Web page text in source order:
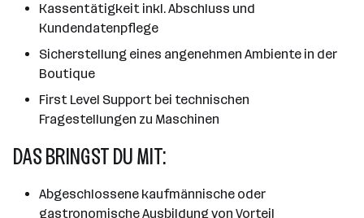
Kassentätigkeit inkl. Abschluss und
Kundendatenpflege
Sicherstellung eines angenehmen Ambiente in der
Boutique
First Level Support bei technischen
Fragestellungen zu Maschinen
DAS BRINGST DU MIT:
Abgeschlossene kaufmännische oder
gastronomische Ausbildung von Vorteil